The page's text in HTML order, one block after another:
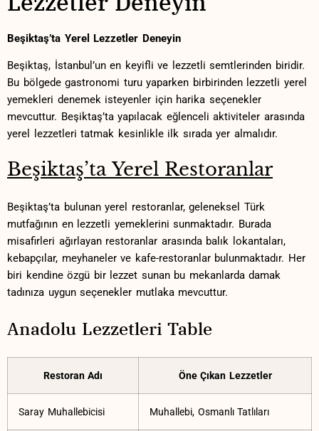
Beşiktaş’ta ​Yerel ⁣Lezzetler‍ Deneyin
Beşiktaş, ⁣İstanbul’un en keyifli ve lezzetli semtlerinden biridir.
Bu bölgede gastronomi turu ‌yaparken‌ birbirinden ​lezzetli⁣ yerel
yemekleri denemek⁤ isteyenler için harika seçenekler
mevcuttur. Beşiktaş’ta yapılacak eğlenceli⁣ aktiviteler arasında‌
yerel lezzetleri tatmak kesinlikle ilk sırada yer almalıdır.
Beşiktaş’ta Yerel Restoranlar
Beşiktaş’ta bulunan ⁤yerel​ restoranlar, geleneksel Türk‍
mutfağının en lezzetli yemeklerini sunmaktadır. Burada
misafirleri ağırlayan restoranlar ⁢arasında balık ​lokantaları,
⁢kebapçılar, ⁤meyhaneler ve kafe-restoranlar bulunmaktadır. Her
⁣biri⁢ kendine özgü bir lezzet‍ sunan bu mekanlarda damak
⁣tadınıza uygun seçenekler mutlaka⁣ mevcuttur.
Anadolu Lezzetleri Table
Restoran Adı Öne Çıkan Lezzetler
Saray‍ Muhallebicisi Muhallebi,⁣ Osmanlı Tatlıları